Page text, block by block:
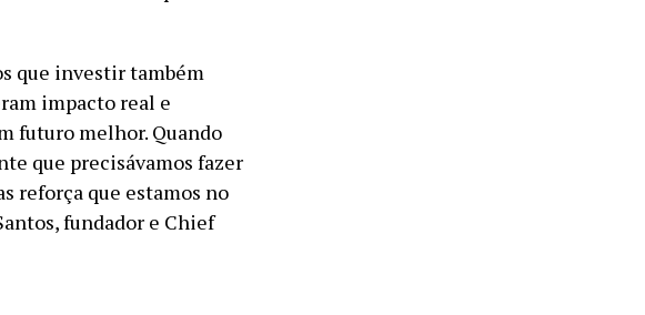
que investir também
impacto real e
futuro melhor. Quando
que precisávamos fazer
reforça que estamos no
fundador e Chief